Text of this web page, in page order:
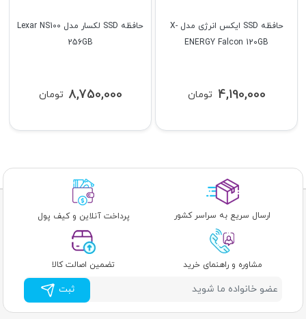
حافظه SSD لکسار مدل Lexar NS100
256GB
تومان 8,750,000
حافظه SSD ایکس انرژی مدل X-
ENERGY Falcon 120GB
تومان 4,190,000
ارسال سریع به سراسر کشور پرداخت آنلاین و کیف پول
مشاوره و راهنمای خرید تضمین اصالت کالا
ثبت